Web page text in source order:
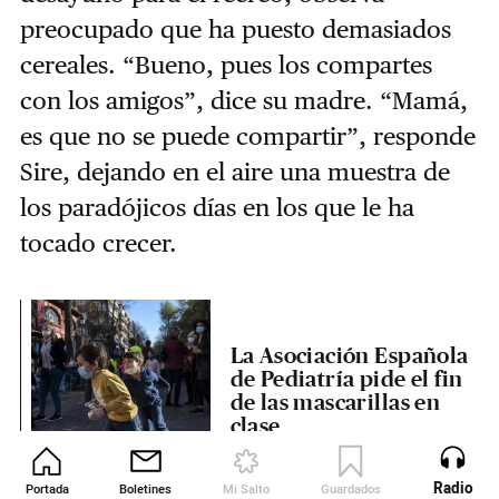
Portada Boletines Mi Salto Guardados Revista
preocupado que ha puesto demasiados
cereales. “Bueno, pues los compartes
con los amigos”, dice su madre. “Mamá,
es que no se puede compartir”, responde
Sire, dejando en el aire una muestra de
los paradójicos días en los que le ha
tocado crecer.
La Asociación Española
de Pediatría pide el fin
de las mascarillas en
clase
Radio